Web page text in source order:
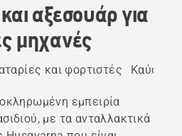
αξεσουάρ για
μηχανές
και φορτιστές Καύσιμο
εμπειρία
με τα ανταλλακτικά